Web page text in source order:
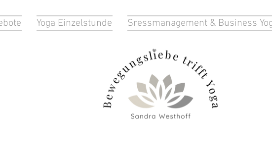
Yoga Einzelstunde Sressmanagement & Business